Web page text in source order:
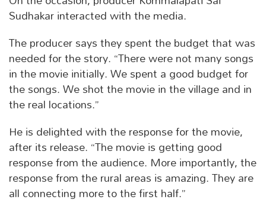
Sudhakar interacted with the media.
The producer says they spent the budget that was
needed for the story. “There were not many songs
in the movie initially. We spent a good budget for
the songs. We shot the movie in the village and in
the real locations.”
He is delighted with the response for the movie,
after its release. “The movie is getting good
response from the audience. More importantly, the
response from the rural areas is amazing. They are
all connecting more to the first half.”